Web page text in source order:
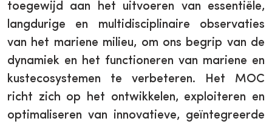
level
navigation
toegewijd aan het uitvoeren van essentiële,
langdurige en multidisciplinaire observaties
van het mariene milieu, om ons begrip van de
dynamiek en het functioneren van mariene en
kustecosystemen te verbeteren. Het MOC
richt zich op het ontwikkelen, exploiteren en
optimaliseren van innovatieve, geïntegreerde